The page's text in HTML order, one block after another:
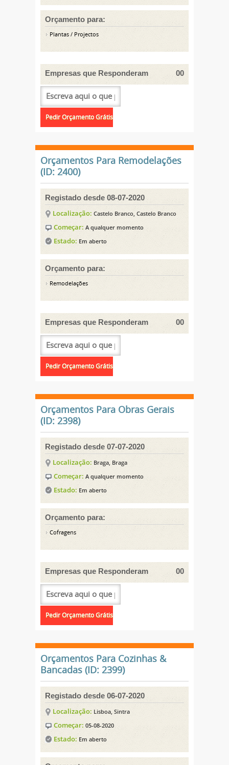
Orçamento para:
Plantas / Projectos
Empresas que Responderam 00
Orçamentos Para Remodelações
(ID: 2400)
Registado desde 08-07-2020
Localização: Castelo Branco, Castelo Branco
Começar: A qualquer momento
Estado: Em aberto
Orçamento para:
Remodelações
Empresas que Responderam 00
Orçamentos Para Obras Gerais
(ID: 2398)
Registado desde 07-07-2020
Localização: Braga, Braga
Começar: A qualquer momento
Estado: Em aberto
Orçamento para:
Cofragens
Empresas que Responderam 00
Orçamentos Para Cozinhas &
Bancadas (ID: 2399)
Registado desde 06-07-2020
Localização: Lisboa, Sintra
Começar: 05-08-2020
Estado: Em aberto